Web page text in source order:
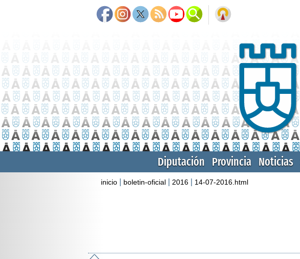
Diputación Provincia Noticias
inicio boletin-oficial 2016 14-07-2016.html